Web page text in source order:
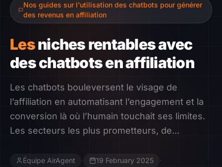
Recommander
Ressources
Témoignages
Guide
Contact
Nos guides sur l'utilisation des chatbots pour générer
des revenus en affiliation
Lesniches rentables avec
des chatbots en affiliation
Les chatbots bouleversent le visage de
l’affiliation en automatisant l’engagement et la
conversion là où l’humain touchait ses limites.
Les secteurs les plus prometteurs, de...
Équipe AirAgent · 19 February 2025
·